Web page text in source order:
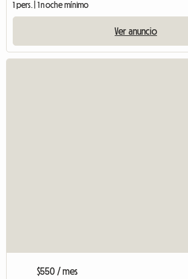
1 pers. | 1 noche mínimo
Ver anuncio
$550 / mes